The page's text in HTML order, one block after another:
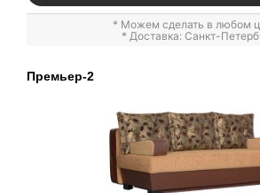
* Можем сделать в любом
* Доставка: Санкт-
Премьер-2